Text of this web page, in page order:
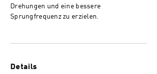
Drehungen und eine bessere
Sprungfrequenz zu erzielen.
Details